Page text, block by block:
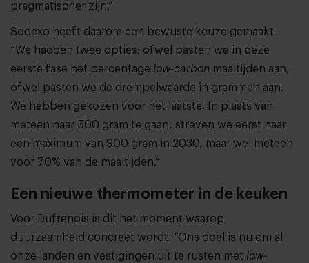
pragmatischer zijn.”
Sodexo heeft daarom een bewuste keuze gemaakt.
“We hadden twee opties: ofwel pasten we in deze
eerste fase het percentage low-carbon maaltijden aan,
ofwel pasten we de drempelwaarde in grammen aan.
We hebben gekozen voor het laatste. In plaats van
meteen naar 500 gram te gaan, streven we eerst naar
een maximum van 900 gram in 2030, maar wel meteen
voor 70% van de maaltijden.”
Een nieuwe thermometer in de keuken
Voor Dufrenois is dit het moment waarop
duurzaamheid concreet wordt. “Ons doel is nu om al
onze landen en vestigingen uit te rusten met low-